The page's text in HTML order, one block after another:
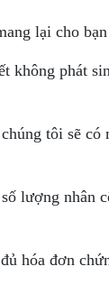
lại cho
không phát
tôi sẽ có
lượng nhân
hóa đơn